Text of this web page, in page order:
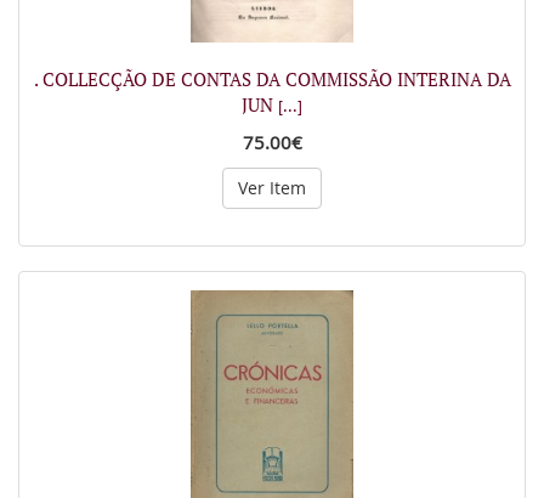
. COLLECÇÃO DE CONTAS DA COMMISSÃO INTERINA DA
JUN [...]
75.00€
Ver Item